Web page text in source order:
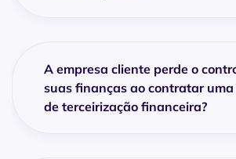
A empresa cliente perde o
suas finanças ao contratar uma
de terceirização financeira?